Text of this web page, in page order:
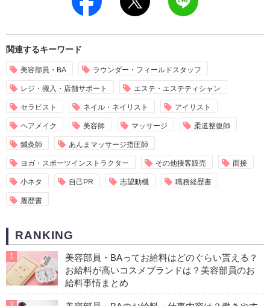
関連するキーワード
美容部員・BA ラウンダー・フィールドスタッフ
レジ・搬入・店舗サポート エステ・エステティシャン
セラピスト ネイル・ネイリスト アイリスト
ヘアメイク 美容師 マッサージ 柔道整復師
鍼灸師 あんまマッサージ指圧師
ヨガ・スポーツインストラクター その他接客販売 面接
小ネタ 自己PR 志望動機 職務経歴書
履歴書
RANKING
1
美容部員・BAってお給料はどのぐらい貰える？
お給料が高いコスメブランドは？美容部員のお
給料事情まとめ